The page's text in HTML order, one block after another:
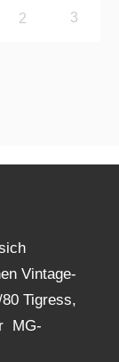
2 3
Vintage-
Tigress,
MG-